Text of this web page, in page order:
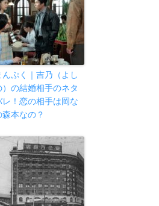
んぷく｜吉乃（よし
）の結婚相手のネタ
レ！恋の相手は岡な
森本なの？